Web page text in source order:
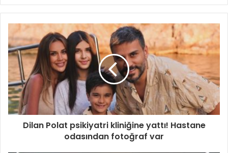
Dilan Polat psikiyatri kliniğine yattı! Hastane
odasından fotoğraf var